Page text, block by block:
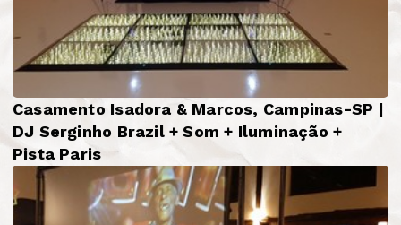
Casamento Isadora & Marcos, Campinas-SP |
DJ Serginho Brazil + Som + Iluminação +
Pista Paris